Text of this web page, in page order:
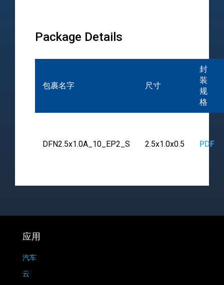
Package Details
包裹名字 尺寸
封
装
规
格
DFN2.5x1.0A_10_EP2_S 2.5x1.0x0.5 PDF
应用
汽车
云